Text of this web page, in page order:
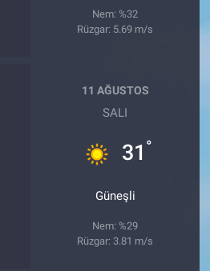
Nem: %32
Rüzgar: 5.69 m/s
11 AĞUSTOS
SALI
31 °
Güneşli
Nem: %29
Rüzgar: 3.81 m/s